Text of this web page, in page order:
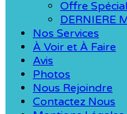
Offre
DERNIERE
Nos Services
À Voir et À Faire
Avis
Photos
Nous Rejoindre
Contactez Nous